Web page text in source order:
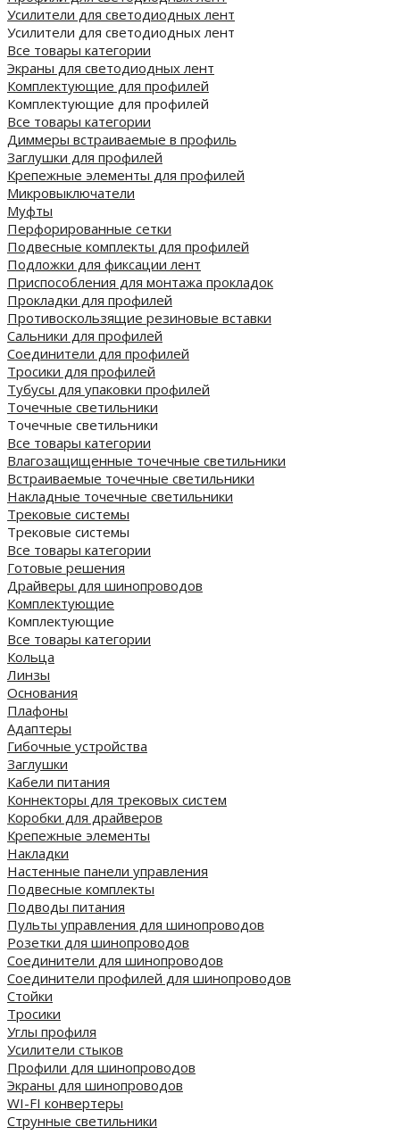
Усилители для светодиодных лент
Усилители для светодиодных лент
Все товары категории
Экраны для светодиодных лент
Комплектующие для профилей
Комплектующие для профилей
Все товары категории
Диммеры встраиваемые в профиль
Заглушки для профилей
Крепежные элементы для профилей
Микровыключатели
Муфты
Перфорированные сетки
Подвесные комплекты для профилей
Подложки для фиксации лент
Приспособления для монтажа прокладок
Прокладки для профилей
Противоскользящие резиновые вставки
Сальники для профилей
Соединители для профилей
Тросики для профилей
Тубусы для упаковки профилей
Точечные светильники
Точечные светильники
Все товары категории
Влагозащищенные точечные светильники
Встраиваемые точечные светильники
Накладные точечные светильники
Трековые системы
Трековые системы
Все товары категории
Готовые решения
Драйверы для шинопроводов
Комплектующие
Комплектующие
Все товары категории
Кольца
Линзы
Основания
Плафоны
Адаптеры
Гибочные устройства
Заглушки
Кабели питания
Коннекторы для трековых систем
Коробки для драйверов
Крепежные элементы
Накладки
Настенные панели управления
Подвесные комплекты
Подводы питания
Пульты управления для шинопроводов
Розетки для шинопроводов
Соединители для шинопроводов
Соединители профилей для шинопроводов
Стойки
Тросики
Углы профиля
Усилители стыков
Профили для шинопроводов
Экраны для шинопроводов
WI-FI конвертеры
Струнные светильники